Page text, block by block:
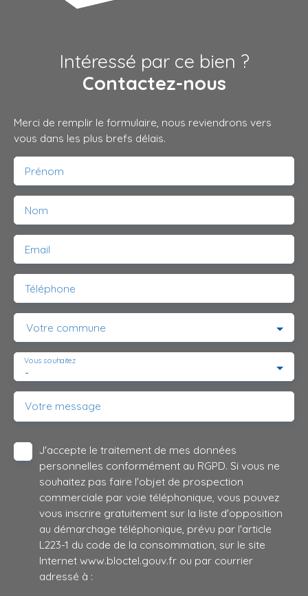
Intéressé par ce bien ?
Contactez-nous
Merci de remplir le formulaire, nous reviendrons vers
vous dans les plus brefs délais.
Prénom
Nom
Email
Téléphone
Votre commune
-
Vous souhaitez
Votre message
J'accepte le traitement de mes données
personnelles conformément au RGPD. Si vous ne
souhaitez pas faire l'objet de prospection
commerciale par voie téléphonique, vous pouvez
vous inscrire gratuitement sur la liste d'opposition
au démarchage téléphonique, prévu par l'article
L223-1 du code de la consommation, sur le site
Internet www.bloctel.gouv.fr ou par courrier
adressé à :